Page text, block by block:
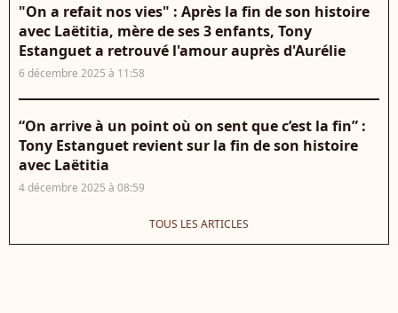
"On a refait nos vies" : Après la fin de son histoire
avec Laëtitia, mère de ses 3 enfants, Tony
Estanguet a retrouvé l'amour auprès d'Aurélie
6 décembre 2025 à 11:58
“On arrive à un point où on sent que c’est la fin” :
Tony Estanguet revient sur la fin de son histoire
avec Laëtitia
4 décembre 2025 à 08:59
TOUS LES ARTICLES